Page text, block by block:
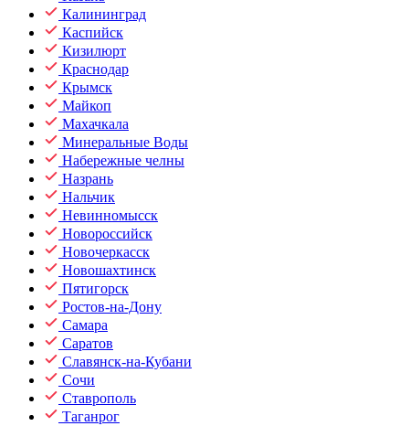
Калининград
Каспийск
Кизилюрт
Краснодар
Крымск
Майкоп
Махачкала
Минеральные Воды
Набережные челны
Назрань
Нальчик
Невинномысск
Новороссийск
Новочеркасск
Новошахтинск
Пятигорск
Ростов-на-Дону
Самара
Саратов
Славянск-на-Кубани
Сочи
Ставрополь
Таганрог